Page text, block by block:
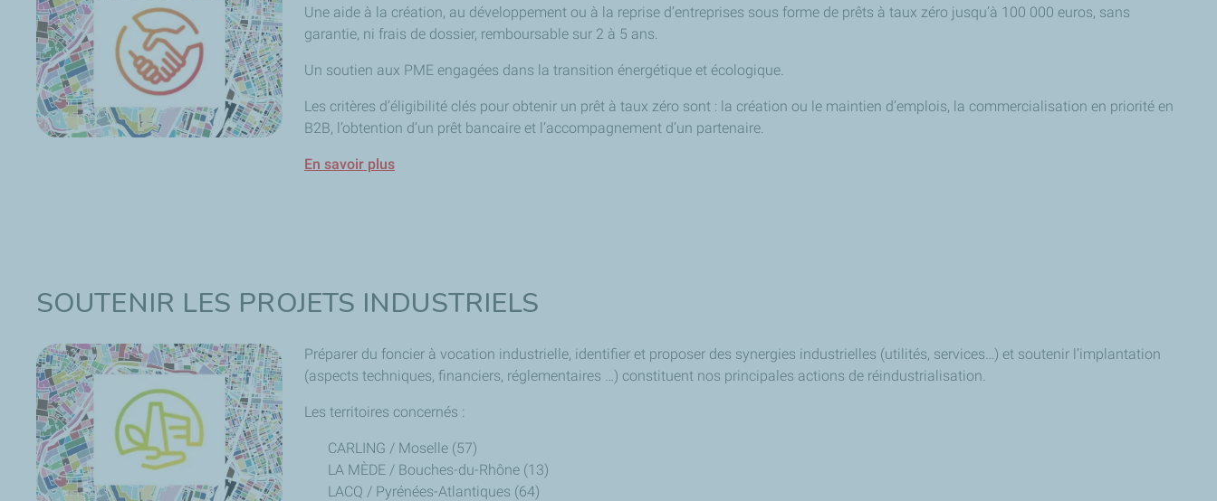
Une aide à la création, au développement ou à la reprise d’entreprises sous forme de prêts à taux zéro jusqu’à 100 000 euros, sans
garantie, ni frais de dossier, remboursable sur 2 à 5 ans.
Un soutien aux PME engagées dans la transition énergétique et écologique.
Les critères d’éligibilité clés pour obtenir un prêt à taux zéro sont : la création ou le maintien d’emplois, la commercialisation en priorité en
B2B, l’obtention d’un prêt bancaire et l’accompagnement d’un partenaire.
En savoir plus
SOUTENIR LES PROJETS INDUSTRIELS
Préparer du foncier à vocation industrielle, identifier et proposer des synergies industrielles (utilités, services…) et soutenir l’implantation
(aspects techniques, financiers, réglementaires …) constituent nos principales actions de réindustrialisation.
Les territoires concernés :
CARLING / Moselle (57)
LA MÈDE / Bouches-du-Rhône (13)
LACQ / Pyrénées-Atlantiques (64)